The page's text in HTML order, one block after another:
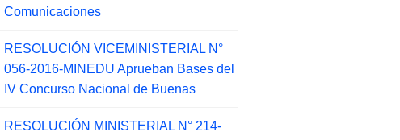
Comunicaciones
RESOLUCIÓN VICEMINISTERIAL N°
056-2016-MINEDU Aprueban Bases del
IV Concurso Nacional de Buenas
RESOLUCIÓN MINISTERIAL N° 214-